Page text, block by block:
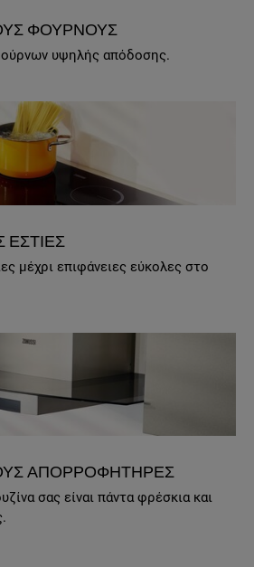
ΦΟΥΡΝΟΥΣ
υψηλής απόδοσης.
ΕΣΤΙΕΣ
μέχρι επιφάνειες εύκολες στο
ΑΠΟΡΡΟΦΗΤΗΡΕΣ
σας είναι πάντα φρέσκια και